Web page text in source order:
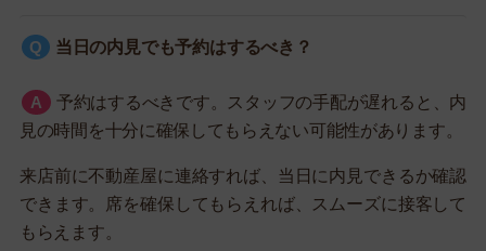
当日の内見でも予約はするべき？
予約はするべきです。スタッフの手配が遅れると、内
見の時間を十分に確保してもらえない可能性があります。
来店前に不動産屋に連絡すれば、当日に内見できるか確認
できます。席を確保してもらえれば、スムーズに接客して
もらえます。